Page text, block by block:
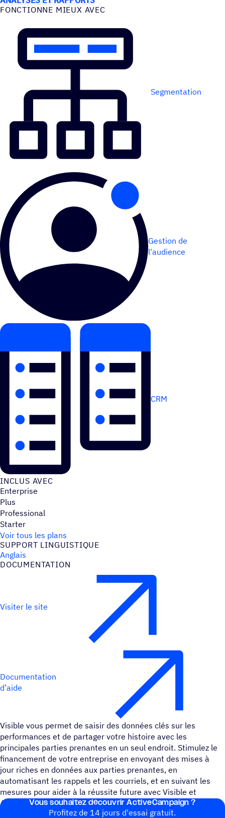
FONC­TIONNE MIEUX AVEC
Segmentation
Gestion de
l'audience
CRM
INCLUS AVEC
Enterprise
Plus
Professional
Starter
Voir tous les plans
SUPPORT LINGUIS­TIQUE
Anglais
DOCU­MEN­TA­TION
Visiter le site
Documentation
d’aide
Visible vous permet de saisir des données clés sur les
performances et de partager votre histoire avec les
principales parties prenantes en un seul endroit. Stimulez le
financement de votre entreprise en envoyant des mises à
jour riches en données aux parties prenantes, en
automatisant les rappels et les courriels, et en suivant les
mesures pour aider à la réussite future avec Visible et
ActiveCampaign.
Vous souhai­tez découvrir ActiveCampaign ?
Profitez de 14 jours d'essai gratuit.